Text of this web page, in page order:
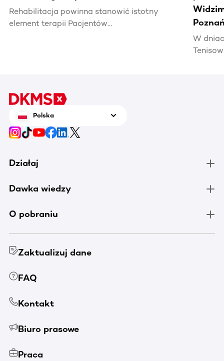
Rehabilitacja powinna stanowić istotny
element terapii Pacjentów
W
Polska
Działaj
Dawka wiedzy
O pobraniu
Zaktualizuj dane
FAQ
Kontakt
Biuro prasowe
Praca